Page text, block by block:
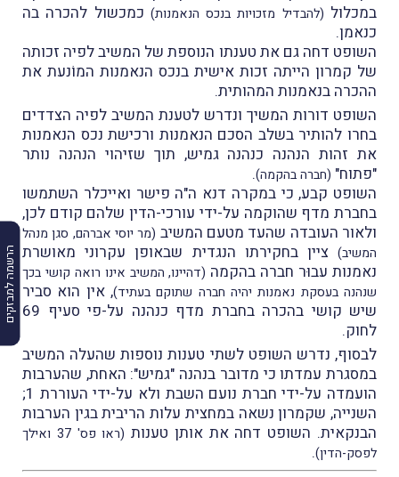
הרשמה למבזקים
במכלול (להבדיל מזכויות בנכס הנאמנות) כמכשול להכרה בה
כנאמן.
השופט דחה גם את טענתו הנוספת של המשיב לפיה זכותה
של קמרון הייתה זכות אישית בנכס הנאמנות המוֹנעת את
ההכרה בנאמנות המהותית.
השופט דורות המשיך ונדרש לטענת המשיב לפיה הצדדים
בחרו להותיר בשלב הסכם הנאמנות ורכישת נכס הנאמנות
את זהות הנהנה כנהנה גמיש, תוך שזיהוי הנהנה נותר
"פתוח" (חברה בהקמה).
השופט קבע, כי במקרה דנא ה"ה פישר ואייכלר השתמשו
בחברת מדף שהוקמה על-ידי עורכי-הדין שלהם קודם לכן,
ולאור העובדה שהעד מטעם המשיב (מר יוסי אברהם, סגן מנהל
המשיב) ציין בחקירתו הנגדית שבאופן עקרוני מאושרת
נאמנות עבוּר חברה בהקמה (דהיינו, המשיב אינו רואה קושי בכך
שנהנה בעסקת נאמנות יהיה חברה שתוקם בעתיד), אין הוא סביר
שיש קושי בהכרה בחברת מדף כנהנה על-פי סעיף 69
לחוק.
לבסוף, נדרש השופט לשתי טענות נוספות שהעלה המשיב
במסגרת עמדתו כי מדובר בנהנה "גמיש": האחת, שהערבות
הועמדה על-ידי חברת נועם השבת ולא על-ידי העוררת 1;
השנייה, שקמרון נשאה במחצית עלות הריבית בגין הערבות
הבנקאית. השופט דחה את אותן טענות
(ראו פס' 37 ואילך
לפסק-הדין).